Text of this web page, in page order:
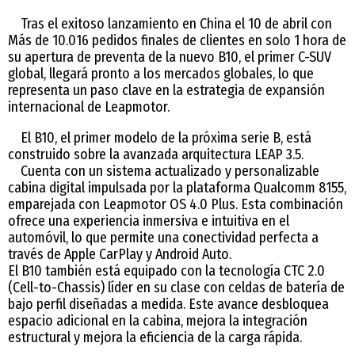
Tras el exitoso lanzamiento en China el 10 de abril con
Más de 10.016 pedidos finales de clientes en solo 1 hora de
su apertura de preventa de la nuevo B10, el primer C-SUV
global, llegará pronto a los mercados globales, lo que
representa un paso clave en la estrategia de expansión
internacional de Leapmotor.
El B10, el primer modelo de la próxima serie B, está
construido sobre la avanzada arquitectura LEAP 3.5.
Cuenta con un sistema actualizado y personalizable
cabina digital impulsada por la plataforma Qualcomm 8155,
emparejada con Leapmotor OS 4.0 Plus. Esta combinación
ofrece una experiencia inmersiva e intuitiva en el
automóvil, lo que permite una conectividad perfecta a
través de Apple CarPlay y Android Auto.
El B10 también está equipado con la tecnología CTC 2.0
(Cell-to-Chassis) líder en su clase con celdas de batería de
bajo perfil diseñadas a medida. Este avance desbloquea
espacio adicional en la cabina, mejora la integración
estructural y mejora la eficiencia de la carga rápida.